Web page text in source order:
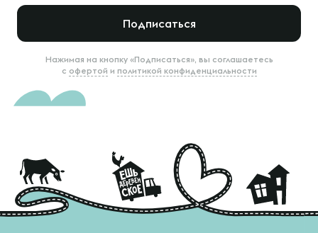
Подписаться
Нажимая на кнопку «Подписаться», вы соглашаетесь
с офертой и политикой конфиденциальности